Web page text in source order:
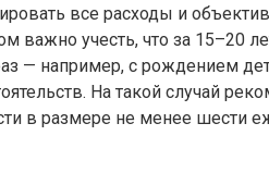
все расходы и
важно учесть, что за 15–20
— например, с рождением
На такой случай
в размере не менее шести